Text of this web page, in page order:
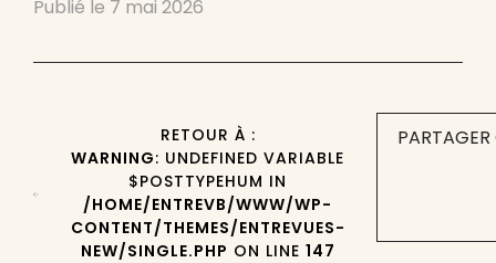
Publié le 7 mai 2026
RETOUR À :
WARNING: UNDEFINED VARIABLE
$POSTTYPEHUM IN
/HOME/ENTREVB/WWW/WP-
CONTENT/THEMES/ENTREVUES-
NEW/SINGLE.PHP ON LINE 147